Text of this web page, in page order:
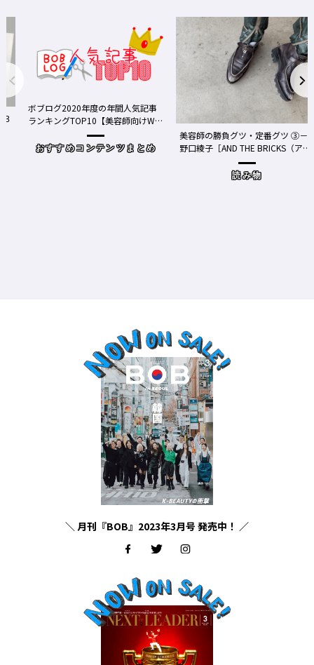
ボブログ2020年度の年間人気記事
ランキングTOP10【美容師向けWe
おすすめコンテンツまとめ
美容師の勝負グツ・定番グツ ③－
野口綾子［AND THE BRICKS（アン
ドザブリックス）／神奈川県鎌倉
読み物
＼ 月刊『BOB』2023年3月号 発売中！ ／